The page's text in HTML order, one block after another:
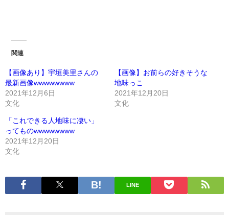
関連
【画像あり】宇垣美里さんの
最新画像wwwwwwww
2021年12月6日
文化
【画像】お前らの好きそうな
地味っこ
2021年12月20日
文化
「これできる人地味に凄い」
ってものwwwwwwww
2021年12月20日
文化
LINE